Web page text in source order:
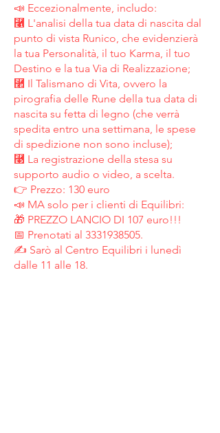
📣 Eccezionalmente, includo:
⿡ L'analisi della tua data di nascita dal
punto di vista Runico, che evidenzierà
la tua Personalità, il tuo Karma, il tuo
Destino e la tua Via di Realizzazione;
⿢ Il Talismano di Vita, ovvero la
pirografia delle Rune della tua data di
nascita su fetta di legno (che verrà
spedita entro una settimana, le spese
di spedizione non sono incluse);
⿣ La registrazione della stesa su
supporto audio o video, a scelta.
👉 Prezzo: 130 euro
📣 MA solo per i clienti di Equilibri:
🎁 PREZZO LANCIO DI 107 euro!!!
📅 Prenotati al 3331938505.
✍ Sarò al Centro Equilibri i lunedì
dalle 11 alle 18.